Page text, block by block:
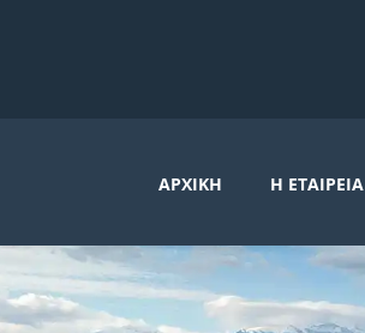
ΑΡΧΙΚΉ Η ΕΤΑΙΡΕΊΑ